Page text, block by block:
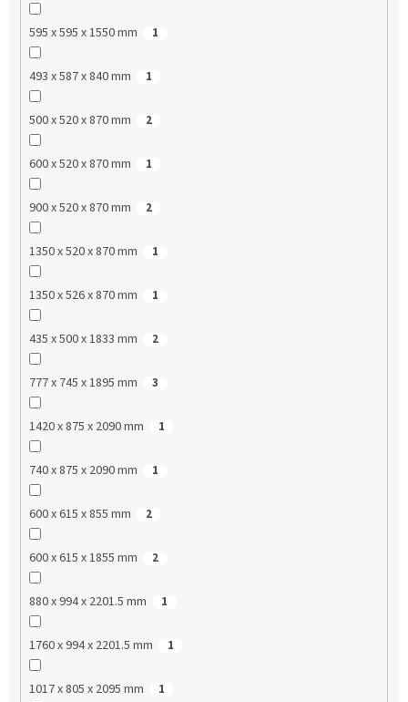
595 x 595 x 1550 mm 1
493 x 587 x 840 mm 1
500 x 520 x 870 mm 2
600 x 520 x 870 mm 1
900 x 520 x 870 mm 2
1350 x 520 x 870 mm 1
1350 x 526 x 870 mm 1
435 x 500 x 1833 mm 2
777 x 745 x 1895 mm 3
1420 x 875 x 2090 mm 1
740 x 875 x 2090 mm 1
600 x 615 x 855 mm 2
600 x 615 x 1855 mm 2
880 x 994 x 2201.5 mm 1
1760 x 994 x 2201.5 mm 1
1017 x 805 x 2095 mm 1